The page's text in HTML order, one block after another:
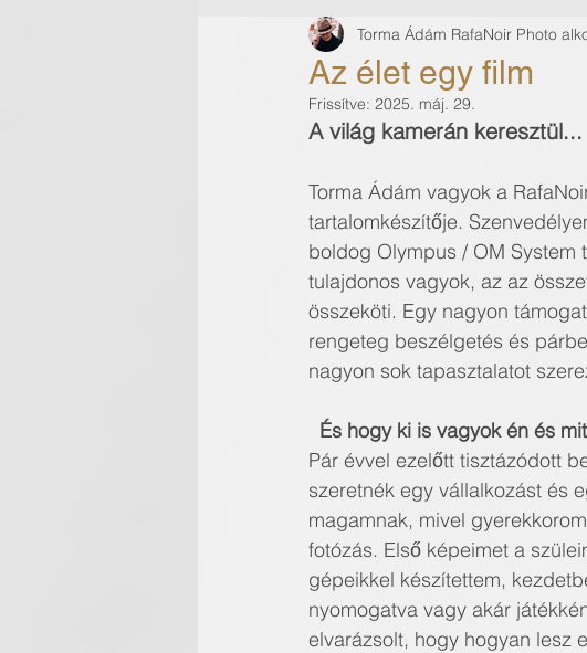
Astro fotózás Csillag fotózás OM-3
Az élet egy film
Torma Ádám RafaNoir Photo
Frissítve: 2025. máj. 29.
A világ kamerán keresztül...
Torma Ádám vagyok a
tartalomkészítője.
boldog Olympus / OM
tulajdonos vagyok, az az
összeköti. Egy nagyon
rengeteg beszélgetés és
nagyon sok tapasztalatot
És hogy ki is vagyok én és
Pár évvel ezelőtt tisztázódott
szeretnék egy vállalkozást és
magamnak, mivel
fotózás. Első képeimet a
gépeikkel készítettem,
nyomogatva vagy akár
elvarázsolt, hogy hogyan lesz